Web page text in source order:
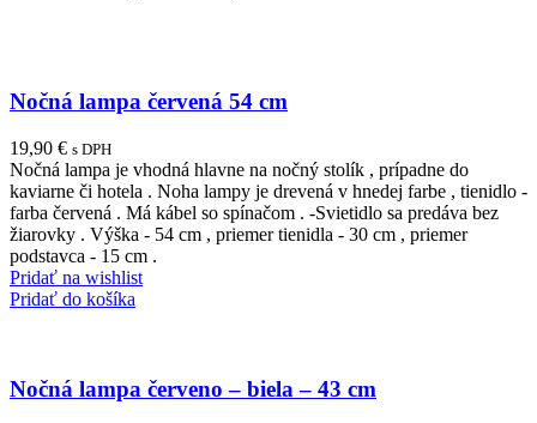
Nočná lampa červená 54 cm
19,90 € s DPH
Nočná lampa je vhodná hlavne na nočný stolík , prípadne do
kaviarne či hotela . Noha lampy je drevená v hnedej farbe , tienidlo -
farba červená . Má kábel so spínačom . -Svietidlo sa predáva bez
žiarovky . Výška - 54 cm , priemer tienidla - 30 cm , priemer
podstavca - 15 cm .
Pridať na wishlist
Pridať do košíka
Nočná lampa červeno – biela – 43 cm